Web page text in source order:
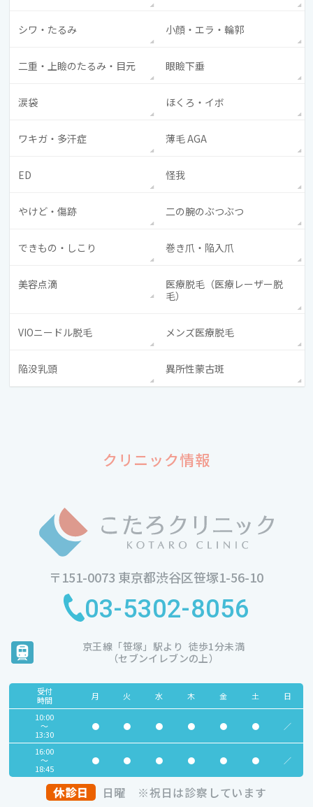
シワ・たるみ 小顔・エラ・輪郭
二重・上瞼のたるみ・目元 眼瞼下垂
涙袋 ほくろ・イボ
ワキガ・多汗症 薄毛 AGA
ED 怪我
やけど・傷跡 二の腕のぶつぶつ
できもの・しこり 巻き爪・陥入爪
美容点滴
医療脱毛（医療レーザー脱
毛）
VIOニードル脱毛 メンズ医療脱毛
陥没乳頭 異所性蒙古斑
クリニック情報
〒151-0073 東京都渋谷区笹塚1-56-10
03-5302-8056
京王線 「笹塚」駅より 徒歩1分未満
（セブンイレブンの上）
受付
時間
月 火 水 木 金 土
日
10:00
～
13:30
● ● ● ● ● ● ／
16:00
～
18:45
● ● ● ● ● ● ／
休診日 日曜 ※祝日は診察しています